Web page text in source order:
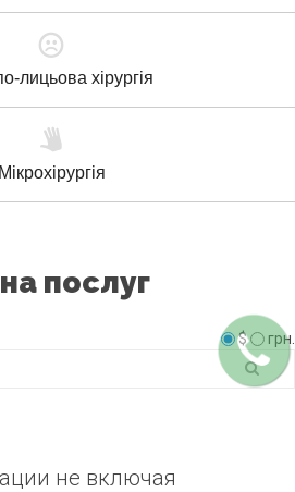
лицьова хірургія
Мікрохірургія
послуг
$ грн.
не включая